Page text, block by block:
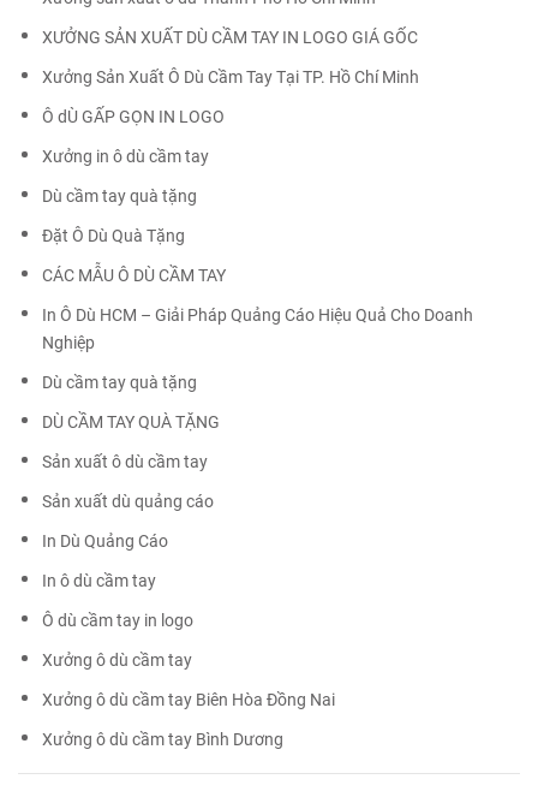
XƯỞNG SẢN XUẤT DÙ CẦM TAY IN LOGO GIÁ GỐC
Xưởng Sản Xuất Ô Dù Cầm Tay Tại TP. Hồ Chí Minh
Ô dÙ GẤP GỌN IN LOGO
Xưởng in ô dù cầm tay
Dù cầm tay quà tặng
Đặt Ô Dù Quà Tặng
CÁC MẪU Ô DÙ CẦM TAY
In Ô Dù HCM – Giải Pháp Quảng Cáo Hiệu Quả Cho Doanh
Nghiệp
Dù cầm tay quà tặng
DÙ CẦM TAY QUÀ TẶNG
Sản xuất ô dù cầm tay
Sản xuất dù quảng cáo
In Dù Quảng Cáo
In ô dù cầm tay
Ô dù cầm tay in logo
Xưởng ô dù cầm tay
Xưởng ô dù cầm tay Biên Hòa Đồng Nai
Xưởng ô dù cầm tay Bình Dương